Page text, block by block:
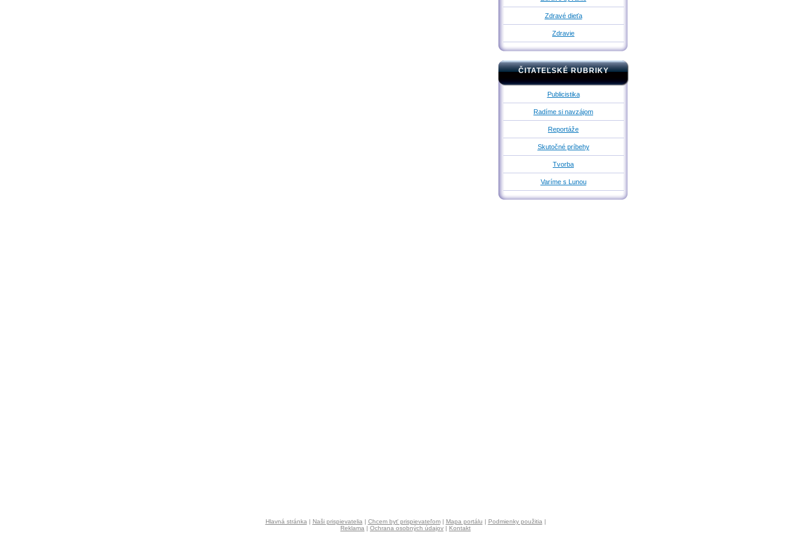
Zdravé dieťa
Zdravie
ČITATEĽSKÉ RUBRIKY
Publicistika
Radíme si navzájom
Reportáže
Skutočné príbehy
Tvorba
Varíme s Lunou
Hlavná stránka | Naši prispievatelia | Chcem byť prispievateľom| Mapa portálu | Podmienky použitia |
Reklama | Ochrana osobných údajov | Kontakt